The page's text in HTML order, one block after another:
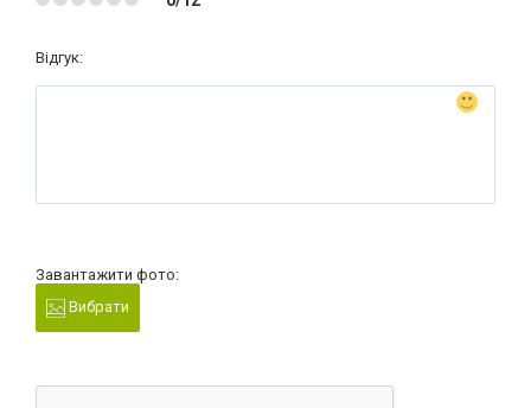
Відгук:
Завантажити фото:
Вибрати